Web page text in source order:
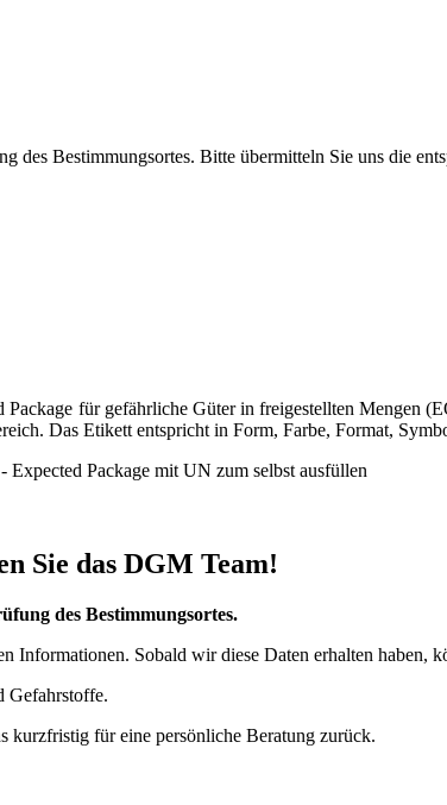
des Bestimmungsortes. Bitte übermitteln Sie uns die
für gefährliche Güter in freigestellten Mengen
Das Etikett entspricht in Form, Farbe, Format,
Expected Package mit UN zum selbst ausfüllen
Sie das DGM Team!
des Bestimmungsortes.
Informationen. Sobald wir diese Daten erhalten haben,
Gefahrstoffe.
kurzfristig für eine persönliche Beratung zurück.